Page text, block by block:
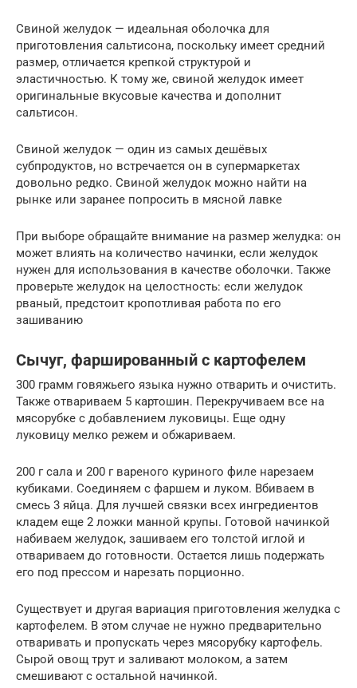
Свиной желудок — идеальная оболочка для
приготовления сальтисона, поскольку имеет средний
размер, отличается крепкой структурой и
эластичностью. К тому же, свиной желудок имеет
оригинальные вкусовые качества и дополнит
сальтисон.
Свиной желудок — один из самых дешёвых
субпродуктов, но встречается он в супермаркетах
довольно редко. Свиной желудок можно найти на
рынке или заранее попросить в мясной лавке
При выборе обращайте внимание на размер желудка: он
может влиять на количество начинки, если желудок
нужен для использования в качестве оболочки. Также
проверьте желудок на целостность: если желудок
рваный, предстоит кропотливая работа по его
зашиванию
Сычуг, фаршированный с картофелем
300 грамм говяжьего языка нужно отварить и очистить.
Также отвариваем 5 картошин. Перекручиваем все на
мясорубке с добавлением луковицы. Еще одну
луковицу мелко режем и обжариваем.
200 г сала и 200 г вареного куриного филе нарезаем
кубиками. Соединяем с фаршем и луком. Вбиваем в
смесь 3 яйца. Для лучшей связки всех ингредиентов
кладем еще 2 ложки манной крупы. Готовой начинкой
набиваем желудок, зашиваем его толстой иглой и
отвариваем до готовности. Остается лишь подержать
его под прессом и нарезать порционно.
Существует и другая вариация приготовления желудка с
картофелем. В этом случае не нужно предварительно
отваривать и пропускать через мясорубку картофель.
Сырой овощ трут и заливают молоком, а затем
смешивают с остальной начинкой.